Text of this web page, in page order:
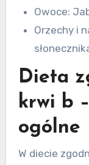
Owoce:
Orzechy i
Dieta
krwi b
ogólne
W diecie